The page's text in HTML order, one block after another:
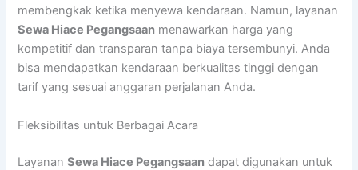
membengkak ketika menyewa kendaraan. Namun, layanan
Sewa Hiace Pegangsaan menawarkan harga yang
kompetitif dan transparan tanpa biaya tersembunyi. Anda
bisa mendapatkan kendaraan berkualitas tinggi dengan
tarif yang sesuai anggaran perjalanan Anda.
Fleksibilitas untuk Berbagai Acara
LayananSewa Hiace Pegangsaan dapat digunakan untuk